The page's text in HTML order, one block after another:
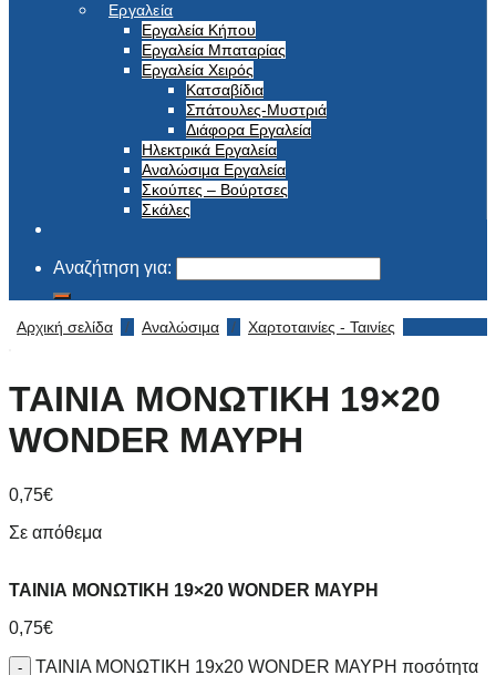
Εργαλεία
Εργαλεία Κήπου
Εργαλεία Μπαταρίας
Εργαλεία Χειρός
Κατσαβίδια
Σπάτουλες-Μυστριά
Διάφορα Εργαλεία
Ηλεκτρικά Εργαλεία
Αναλώσιμα Εργαλεία
Σκούπες – Βούρτσες
Σκάλες
Αναζήτηση για:
Αρχική σελίδα / Αναλώσιμα / Χαρτοταινίες - Ταινίες
ΤΑΙΝΙΑ ΜΟΝΩΤΙΚΗ 19×20
WONDER ΜΑΥΡΗ
0,75€
Σε απόθεμα
ΤΑΙΝΙΑ ΜΟΝΩΤΙΚΗ 19×20 WONDER ΜΑΥΡΗ
0,75€
ΤΑΙΝΙΑ ΜΟΝΩΤΙΚΗ 19x20 WONDER ΜΑΥΡΗ ποσότητα